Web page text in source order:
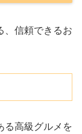
、信頼できるお
る高級グルメを